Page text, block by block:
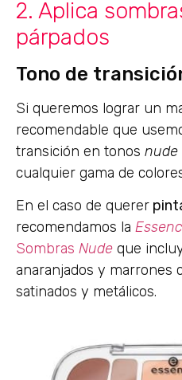
2. Aplica
párpados
Tono de
Si queremos lograr un
recomendable que
transición en tonos nude
cualquier gama de
En el caso de querer
recomendamos la
Sombras Nude que
anaranjados y marrones
satinados y metálicos.